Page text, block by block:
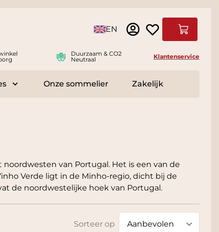
Taal EN
Duurzaam & CO2
Neutraal
Klantenservice
Delicatessen
Toggle submenu for Accessoires
Onze sommelier Zakelijk
van Portugal. Het is een van de
Verde ligt in de Minho-regio, dicht bij de
de noordwestelijke hoek van Portugal.
Sorteer op